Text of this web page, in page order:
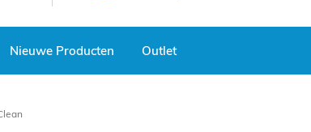
Nieuwe Producten Outlet